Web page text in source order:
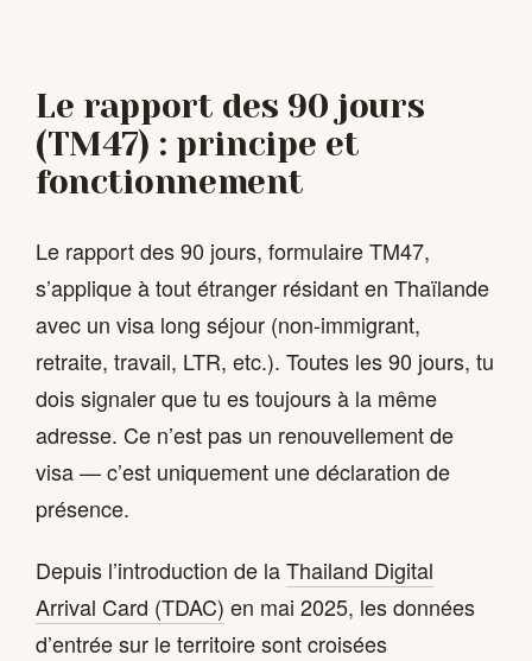
Le rapport des 90 jours
(TM47) : principe et
fonctionnement
Le rapport des 90 jours, formulaire TM47,
s’applique à tout étranger résidant en Thaïlande
avec un visa long séjour (non-immigrant,
retraite, travail, LTR, etc.). Toutes les 90 jours, tu
dois signaler que tu es toujours à la même
adresse. Ce n’est pas un renouvellement de
visa — c’est uniquement une déclaration de
présence.
Depuis l’introduction de laThailand Digital
Arrival Card (TDAC) en mai 2025, les données
d’entrée sur le territoire sont croisées